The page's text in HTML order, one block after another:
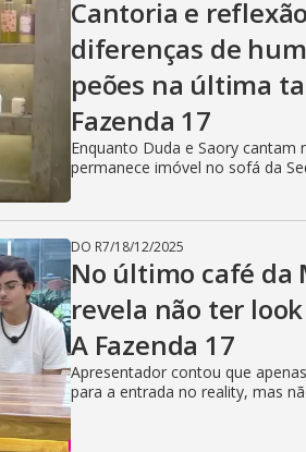
Cantoria e
diferenças de
peões na última
Fazenda 17
Enquanto Duda e Saory cantam
permanece imóvel no sofá da
DO R7/18/12/2025
No último café da
revela não ter
A Fazenda 17
Apresentador contou que
para a entrada no reality, mas